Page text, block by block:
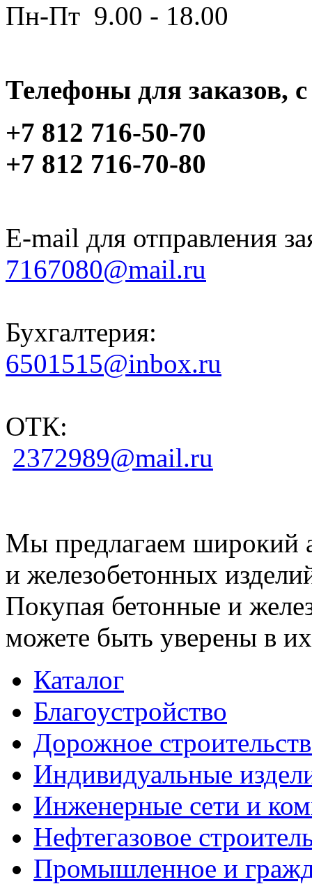
Пн-Пт 9.00 - 18.00
Телефоны для заказов,
+7 812 716-50-70
+7 812 716-70-80
E-mail для отправления
7167080@mail.ru
Бухгалтерия:
6501515@inbox.ru
ОТК:
2372989@mail.ru
Мы предлагаем широкий
и железобетонных
Покупая бетонные и
можете быть уверены в их
Каталог
Благоустройство
Дорожное
Индивидуальные
Инженерные сети и
Нефтегазовое
Промышленное и